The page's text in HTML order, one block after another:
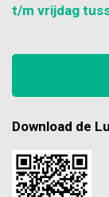
t/m vrijdag
Download de